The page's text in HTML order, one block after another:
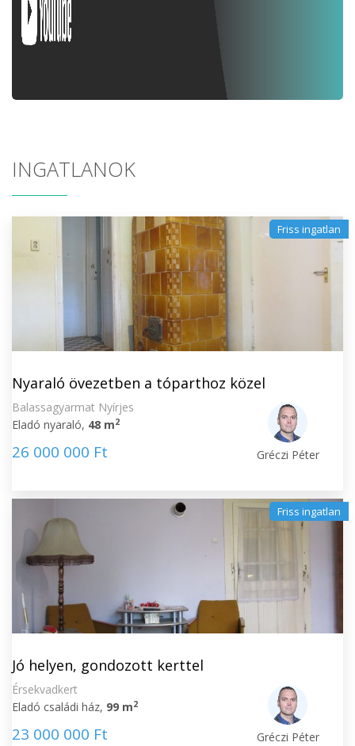
INGATLANOK
Friss ingatlan
Nyaraló övezetben a tóparthoz közel
Balassagyarmat Nyírjes
Eladó nyaraló, 48 m2
26 000 000 Ft Gréczi Péter
Friss ingatlan
Jó helyen, gondozott kerttel
Érsekvadkert
Eladó családi ház, 99 m2
23 000 000 Ft Gréczi Péter